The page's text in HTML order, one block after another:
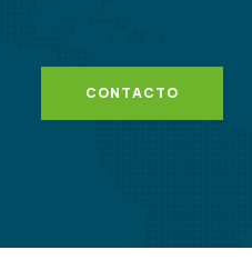
CONTACTO